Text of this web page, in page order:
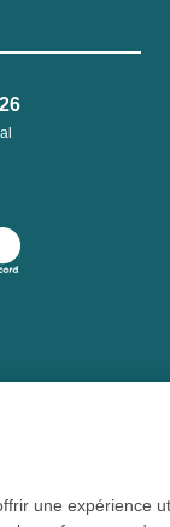
et à l’arrêté du
une expérience